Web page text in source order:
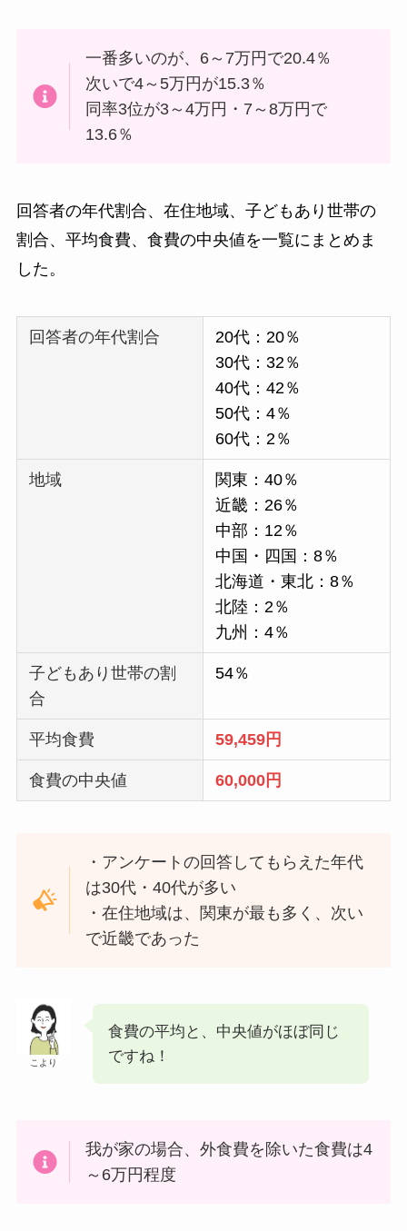
一番多いのが、6～7万円で20.4％
次いで4～5万円が15.3％
同率3位が3～4万円・7～8万円で
13.6％
回答者の年代割合、在住地域、子どもあり世帯の
割合、平均食費、食費の中央値を一覧にまとめま
した。
回答者の年代割合
20代：20％
30代：32％
40代：42％
50代：4％
60代：2％
地域
関東：40％
近畿：26％
中部：12％
中国・四国：8％
北海道・東北：8％
北陸：2％
九州：4％
子どもあり世帯の割
合
54％
平均食費 59,459円
食費の中央値 60,000円
・アンケートの回答してもらえた年代
は30代・40代が多い
・在住地域は、関東が最も多く、次い
で近畿であった
こより
食費の平均と、中央値がほぼ同じ
ですね！
我が家の場合、外食費を除いた食費は4
～6万円程度